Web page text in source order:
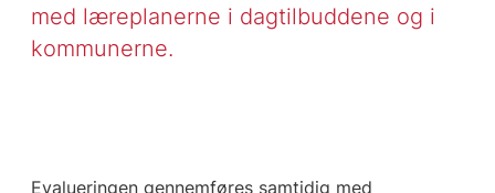
med læreplanerne i dagtilbuddene og i
kommunerne.
Evalueringen gennemføres samtidig med